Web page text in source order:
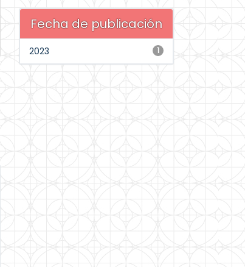
Fecha de publicación
1
2023